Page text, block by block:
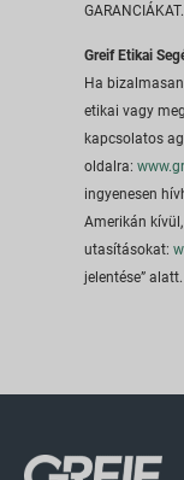
GARANCIÁKAT.
Greif Etikai
Ha
etikai vagy
kapcsolatos
oldalra:
ingyenesen
Amerikán
utasításokat:
jelentése” alatt.